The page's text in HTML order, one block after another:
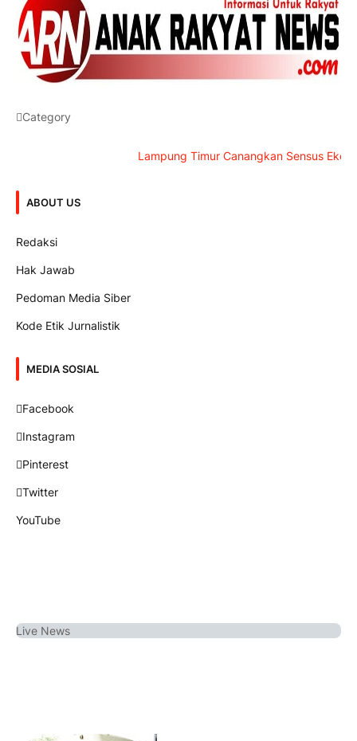
Category
Lampung Timur Canangkan Sensus Ekonomi
ABOUT US
Redaksi
Hak Jawab
Pedoman Media Siber
Kode Etik Jurnalistik
MEDIA SOSIAL
Facebook
Instagram
Pinterest
Twitter
YouTube
Live News